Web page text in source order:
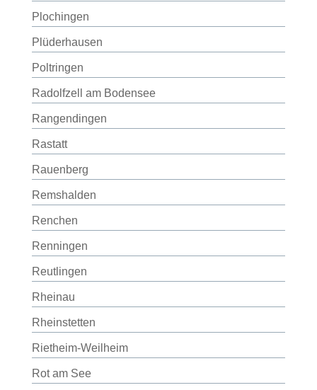
Plochingen
Plüderhausen
Poltringen
Radolfzell am Bodensee
Rangendingen
Rastatt
Rauenberg
Remshalden
Renchen
Renningen
Reutlingen
Rheinau
Rheinstetten
Rietheim-Weilheim
Rot am See